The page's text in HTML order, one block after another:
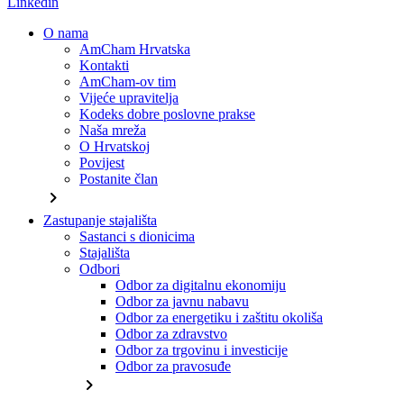
O nama
AmCham Hrvatska
Kontakti
AmCham-ov tim
Vijeće upravitelja
Kodeks dobre poslovne prakse
Naša mreža
O Hrvatskoj
Povijest
Postanite član
chevron_right
Zastupanje stajališta
Sastanci s dionicima
Stajališta
Odbori
Odbor za digitalnu ekonomiju
Odbor za javnu nabavu
Odbor za energetiku i zaštitu okoliša
Odbor za zdravstvo
Odbor za trgovinu i investicije
Odbor za pravosuđe
chevron_right